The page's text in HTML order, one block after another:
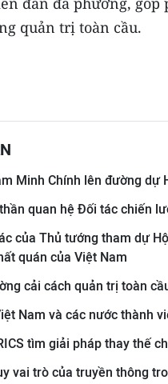
quản trị toàn cầu.
Minh Chính lên đường dự
quan hệ Đối tác chiến
của Thủ tướng tham dự
quán của Việt Nam
cải cách quản trị toàn
Nam và các nước thành
tìm giải pháp thay thế
vai trò của truyền thông